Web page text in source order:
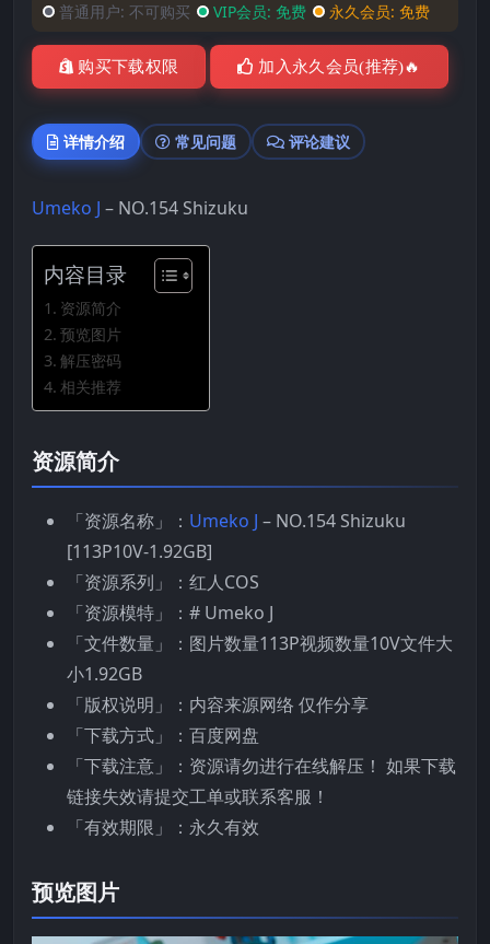
普通用户: 不可购买 VIP会员: 免费 永久会员: 免费
购买下载权限 加入永久会员(推荐)🔥
详情介绍 常见问题 评论建议
Umeko J – NO.154 Shizuku
内容目录
资源简介
预览图片
解压密码
相关推荐
资源简介
「资源名称」： Umeko J – NO.154 Shizuku
[113P10V-1.92GB]
「资源系列」：红人COS
「资源模特」：# Umeko J
「文件数量」：图片数量113P视频数量10V文件大
小1.92GB
「版权说明」：内容来源网络 仅作分享
「下载方式」：百度网盘
「下载注意」：资源请勿进行在线解压！ 如果下载
链接失效请提交工单或联系客服！
「有效期限」：永久有效
预览图片